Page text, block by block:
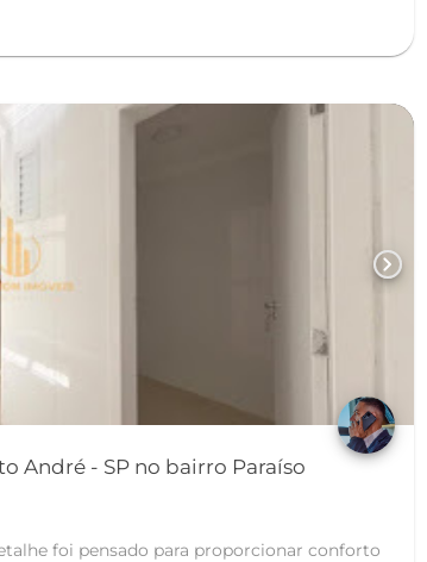
chevron_right
André - SP no bairro Paraíso
foi pensado para proporcionar conforto